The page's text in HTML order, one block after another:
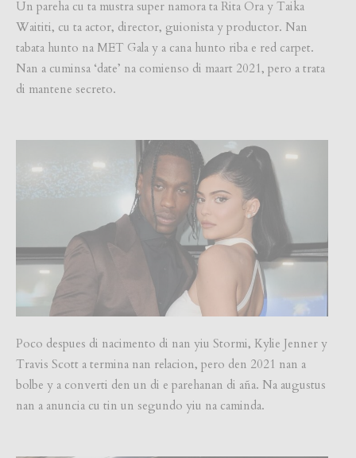
Un pareha cu ta mustra super namora ta Rita Ora y Taika
Waititi, cu ta actor, director, guionista y productor. Nan
tabata hunto na MET Gala y a cana hunto riba e red carpet.
Nan a cuminsa ‘date’ na comienso di maart 2021, pero a trata
di mantene secreto.
Poco despues di nacimento di nan yiu Stormi, Kylie Jenner y
Travis Scott a termina nan relacion, pero den 2021 nan a
bolbe y a converti den un di e parehanan di aña. Na augustus
nan a anuncia cu tin un segundo yiu na caminda.